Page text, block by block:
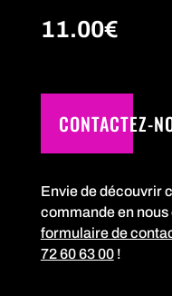
11.00€
CONTACTEZ-
Envie de découvrir
commande en
formulaire de
72 60 63 00!